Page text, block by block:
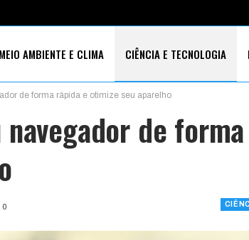
AMBIENTE E CLIMA CIÊNCIA E TECNOLOGIA
de forma rápida e otimize seu aparelho
de
0